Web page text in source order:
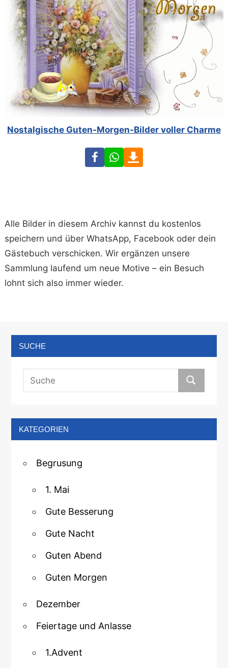
Nostalgische Guten-Morgen-Bilder voller Charme
FacebookWhatsApp
Alle Bilder in diesem Archiv kannst du kostenlos
speichern und über WhatsApp, Facebook oder dein
Gästebuch verschicken. Wir ergänzen unsere
Sammlung laufend um neue Motive – ein Besuch
lohnt sich also immer wieder.
SUCHE
KATEGORIEN
Begrusung
1. Mai
Gute Besserung
Gute Nacht
Guten Abend
Guten Morgen
Dezember
Feiertage und Anlasse
1.Advent